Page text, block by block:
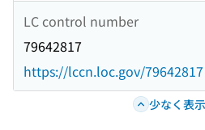
LC control number
79642817
https://lccn.loc.gov/79642817
少なく表